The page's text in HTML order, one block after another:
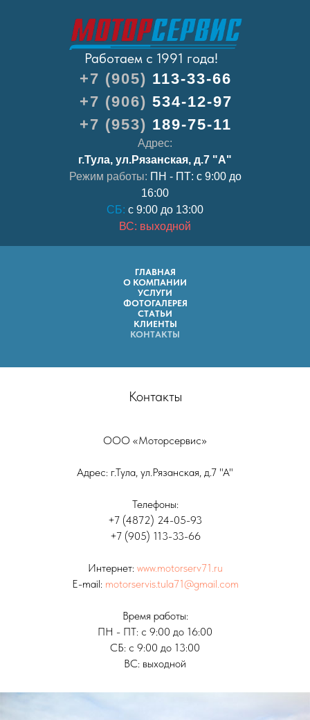
+7 (905) 113-33-66
+7 (906) 534-12-97
+7 (953) 189-75-11
Адрес:
г.Тула, ул.Рязанская, д.7 "А"
Режим работы: ПН - ПТ: с 9:00 до
16:00
СБ: с 9:00 до 13:00
ВС: выходной
Работаем с 1991 года!
ГЛАВНАЯ
О КОМПАНИИ
УСЛУГИ
ФОТОГАЛЕРЕЯ
СТАТЬИ
КЛИЕНТЫ
КОНТАКТЫ
Контакты
ООО «Моторсервис»
Адрес: г.Тула, ул.Рязанская, д.7 "А"
Телефоны:
+7 (4872) 24-05-93
+7 (905) 113-33-66
Интернет: www.motorserv71.ru
E-mail: motorservis.tula71@gmail.com
Время работы:
ПН - ПТ: с 9:00 до 16:00
СБ: с 9:00 до 13:00
ВС: выходной